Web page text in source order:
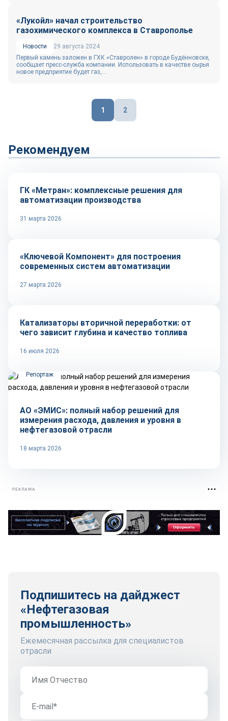
«Лукойл» начал строительство
газохимического комплекса в Ставрополье
Новости
29 августа 2024
Первый камень заложен в ГХК «Ставролен» в городе Будённовске,
сообщает пресс-служба компании. Использовать в качестве сырья
новое предприятие будет газ,...
1 2
Рекомендуем
Репортаж
ГК «Метран»: комплексные решения для
автоматизации производства
31 марта 2026
Репортаж
«Ключевой Компонент» для построения
современных систем автоматизации
27 марта 2026
Тренды
Катализаторы вторичной переработки: от
чего зависит глубина и качество топлива
16 июля 2026
Репортаж
АО «ЭМИС»: полный набор решений для
измерения расхода, давления и уровня в
нефтегазовой отрасли
18 марта 2026
РЕКЛАМА
Подпишитесь на дайджест
«Нефтегазовая
промышленность»
Ежемесячная рассылка для специалистов
отрасли